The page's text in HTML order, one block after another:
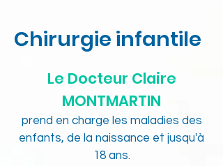
Chirurgie infantile
Le Docteur Claire
MONTMARTIN
prend en charge les maladies des
enfants, de la naissance et jusqu'à
18 ans.